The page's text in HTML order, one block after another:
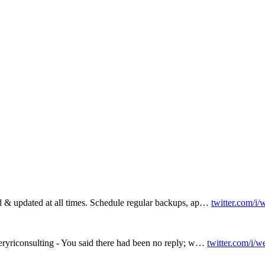
updated at all times. Schedule regular backups, ap… twitter.com/i/
- You said there had been no reply; w… twitter.com/i/